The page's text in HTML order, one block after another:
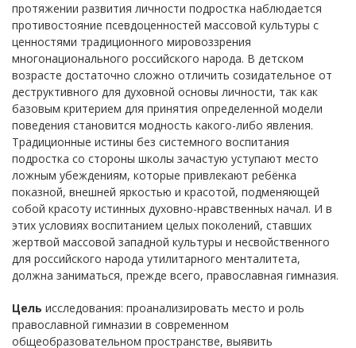
протяжении развития личности подростка наблюдается
противостояние псевдоценностей массовой культуры с
ценностями традиционного мировоззрения
многонационального российского народа. В детском
возрасте достаточно сложно отличить созидательное от
деструктивного для духовной основы личности, так как
базовым критерием для принятия определенной модели
поведения становится модность какого-либо явления.
Традиционные истины без системного воспитания
подростка со стороны школы зачастую уступают место
ложным убеждениям, которые привлекают ребёнка
показной, внешней яркостью и красотой, подменяющей
собой красоту истинных духовно-нравственных начал. И в
этих условиях воспитанием целых поколений, ставших
жертвой массовой западной культуры и несвойственного
для российского народа утилитарного менталитета,
должна заниматься, прежде всего, православная гимназия.
Цель исследования: проанализировать место и роль
православной гимназии в современном
общеобразовательном пространстве, выявить